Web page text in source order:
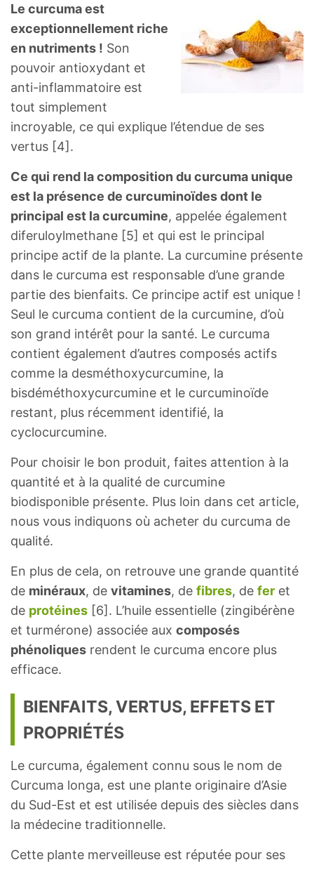
Le curcuma est
exceptionnellement riche
en nutriments ! Son
pouvoir antioxydant et
anti-inflammatoire est
tout simplement
incroyable, ce qui explique l’étendue de ses
vertus [4].
Ce qui rend la composition du curcuma unique
est la présence de curcuminoïdes dont le
principal est la curcumine, appelée également
diferuloylmethane [5] et qui est le principal
principe actif de la plante. La curcumine présente
dans le curcuma est responsable d’une grande
partie des bienfaits. Ce principe actif est unique !
Seul le curcuma contient de la curcumine, d’où
son grand intérêt pour la santé. Le curcuma
contient également d’autres composés actifs
comme la desméthoxycurcumine, la
bisdéméthoxycurcumine et le curcuminoïde
restant, plus récemment identifié, la
cyclocurcumine.
Pour choisir le bon produit, faites attention à la
quantité et à la qualité de curcumine
biodisponible présente. Plus loin dans cet article,
nous vous indiquons où acheter du curcuma de
qualité.
En plus de cela, on retrouve une grande quantité
de minéraux, de vitamines, de fibres, de fer et
de protéines [6]. L’huile essentielle (zingibérène
et turmérone) associée aux composés
phénoliques rendent le curcuma encore plus
efficace.
BIENFAITS, VERTUS, EFFETS ET
PROPRIÉTÉS
Le curcuma, également connu sous le nom de
Curcuma longa, est une plante originaire d’Asie
du Sud-Est et est utilisée depuis des siècles dans
la médecine traditionnelle.
Cette plante merveilleuse est réputée pour ses